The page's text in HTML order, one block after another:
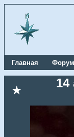
Главная Форум
★
14